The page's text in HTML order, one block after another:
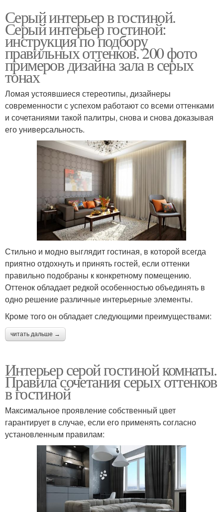
Серый интерьер в гостиной.
Серый интерьер гостиной:
инструкция по подбору
правильных оттенков. 200 фото
примеров дизайна зала в серых
тонах
Ломая устоявшиеся стереотипы, дизайнеры
современности с успехом работают со всеми оттенками
и сочетаниями такой палитры, снова и снова доказывая
его универсальность.
Стильно и модно выглядит гостиная, в которой всегда
приятно отдохнуть и принять гостей, если оттенки
правильно подобраны к конкретному помещению.
Оттенок обладает редкой особенностью объединять в
одно решение различные интерьерные элементы.
Кроме того он обладает следующими преимуществами:
читать дальше →
Интерьер серой гостиной комнаты.
Правила сочетания серых оттенков
в гостиной
Максимальное проявление собственный цвет
гарантирует в случае, если его применять согласно
установленным правилам: